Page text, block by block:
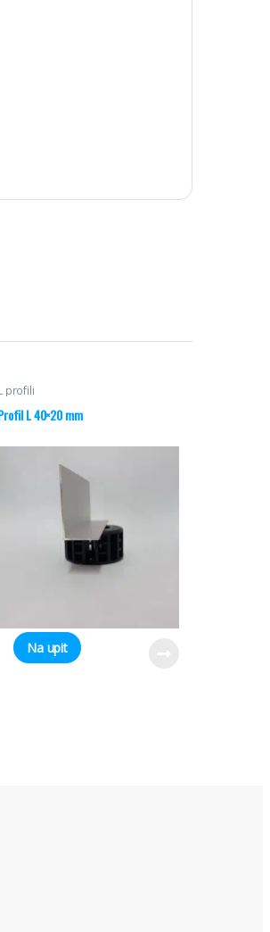
profili
L 40×20 mm
Na upit